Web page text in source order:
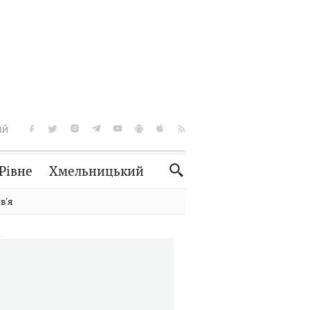
Хмельницький
Словко